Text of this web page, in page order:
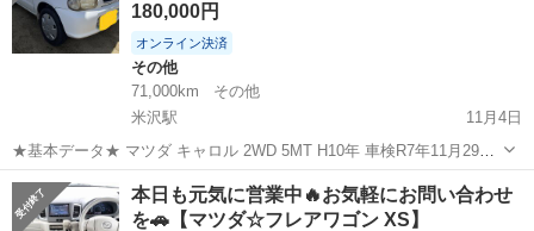
180,000円
オンライン決済
その他
71,000km
その他
米沢駅
11月4日
★基本データ★ マツダ キャロル 2WD 5MT H10年 車検R7年11月29日
71000ｋ 白 HＢ12S スズキ アルト OEM車 現在冬タイヤ装着 夏タイヤ
はありません 距離短い 機...
山形 米沢市 米沢駅 その他 車両
本日も元気に営業中🔥お気軽にお問い合わせ
を🚗【マツダ☆フレアワゴン XS】